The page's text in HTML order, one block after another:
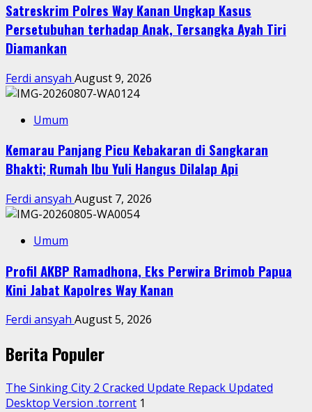
Satreskrim Polres Way Kanan Ungkap Kasus
Persetubuhan terhadap Anak, Tersangka Ayah Tiri
Diamankan
Ferdi ansyah August 9, 2026
Umum
Kemarau Panjang Picu Kebakaran di Sangkaran
Bhakti; Rumah Ibu Yuli Hangus Dilalap Api
Ferdi ansyah August 7, 2026
Umum
Profil AKBP Ramadhona, Eks Perwira Brimob Papua
Kini Jabat Kapolres Way Kanan
Ferdi ansyah August 5, 2026
Berita Populer
The Sinking City 2 Cracked Update Repack Updated
Desktop Version .torrent 1